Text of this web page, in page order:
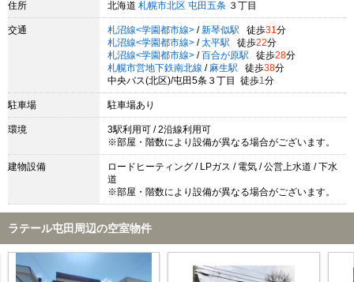
住所 北海道 札幌市北区 屯田五条 ３丁目
交通 札沼線<学園都市線> / 新琴似駅 徒歩31 分
札沼線<学園都市線> / 太平駅 徒歩22分
札沼線<学園都市線> / 百合が原駅 徒歩28分
札幌市営地下鉄南北線 / 麻生駅 徒歩38分
中央バス(北区)/屯田5条３丁目 徒歩1 分
駐車場 駐車場あり
環境
3駅利用可 / 2沿線利用可
※部屋・階数により設備が異なる場合がございます。
建物設備
ロードヒーティング / LPガス / 電気 / 公営上水道 / 下水
道
※部屋・階数により設備が異なる場合がございます。
ラテール屯田周辺の空室物件